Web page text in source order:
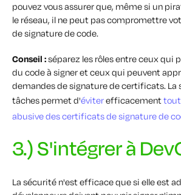
pouvez vous assurer que, même si un
le réseau, il ne peut pas compromettre
de signature de code.
Conseil :séparez les rôles entre ceux qui
du code à signer et ceux qui peuvent
demandes de signature de certificats. La
tâches permet d'éviterefficacement
abusive des certificats de signature de
3.) S'intégrer à
La sécurité n'est efficace que si elle est